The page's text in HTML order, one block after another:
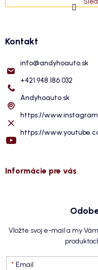
Kontakt
info@andyhoauto.sk
+421 948 186 032
Andyhoauto.sk
https://
https://
Informácie pre vás
Vložte svoj e-mail a my
Email